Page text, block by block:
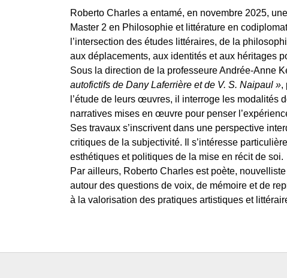
Roberto Charles a entamé, en novembre 2025,
Master 2 en Philosophie et littérature en
l’intersection des études littéraires, de la
aux déplacements, aux identités et aux héritages
Sous la direction de la professeure Andrée-Anne
autofictifs de Dany Laferrière et de V. S. Naipaul »,
l’étude de leurs œuvres, il interroge les modalités
narratives mises en œuvre pour penser
Ses travaux s’inscrivent dans une perspective
critiques de la subjectivité. Il s’intéresse
esthétiques et politiques de la mise en récit de soi.
Par ailleurs, Roberto Charles est poète,
autour des questions de voix, de mémoire et de
à la valorisation des pratiques artistiques et